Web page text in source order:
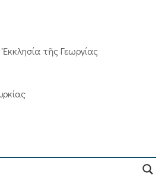
τῆς Γεωργίας